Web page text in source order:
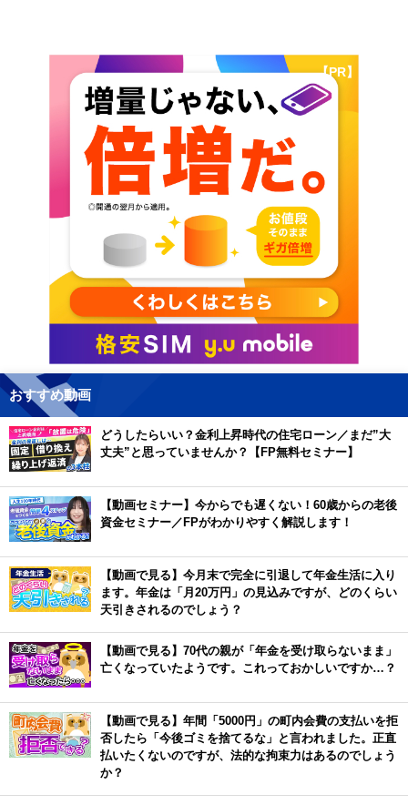
【PR】
おすすめ動画
どうしたらいい？金利上昇時代の住宅ローン／まだ”大
丈夫”と思っていませんか？【FP無料セミナー】
【動画セミナー】今からでも遅くない！60歳からの老後
資金セミナー／FPがわかりやすく解説します！
【動画で見る】今月末で完全に引退して年金生活に入り
ます。年金は「月20万円」の見込みですが、どのくらい
天引きされるのでしょう？
【動画で見る】70代の親が「年金を受け取らないまま」
亡くなっていたようです。これっておかしいですか…？
【動画で見る】年間「5000円」の町内会費の支払いを拒
否したら「今後ゴミを捨てるな」と言われました。正直
払いたくないのですが、法的な拘束力はあるのでしょう
か？